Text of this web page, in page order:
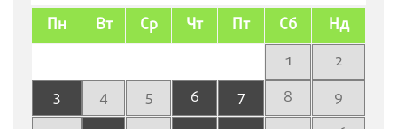
Пн Вт Ср Чт Пт Сб Нд
1
2
3
4 5 6 7 8
9